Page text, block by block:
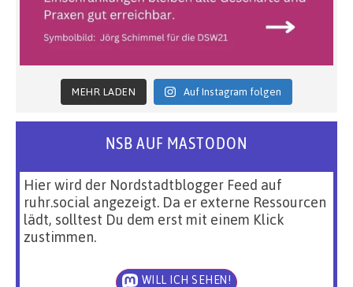
MEHR LADEN Auf Instagram folgen
NSB AUF MASTODON
Hier wird der Nordstadtblogger Feed auf
ruhr.social angezeigt. Da er externe Ressourcen
lädt, solltest Du dem erst mit einem Klick
zustimmen.
WILL ICH SEHEN!